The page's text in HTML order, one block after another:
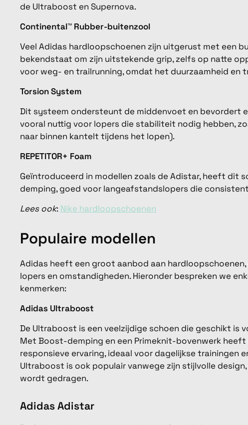
de Ultraboost en Supernova.
Continental™ Rubber-buitenzool
Veel Adidas hardloopschoenen zijn uitgerust met een
bekendstaat om zijn uitstekende grip, zelfs op natte
voor weg- en trailrunning, omdat het duurzaamheid en
Torsion System
Dit systeem ondersteunt de middenvoet en bevordert
vooral nuttig voor lopers die stabiliteit nodig hebben,
naar binnen kantelt tijdens het lopen).
REPETITOR+ Foam
Geïntroduceerd in modellen zoals de Adistar, heeft dit
demping, goed voor langeafstandslopers die
Lees ook: Nike hardloopschoenen
Populaire modellen
Adidas heeft een groot aanbod aan
lopers en omstandigheden. Hieronder bespreken we
kenmerken:
Adidas Ultraboost
De Ultraboost is een veelzijdige schoen die geschikt is
Met Boost-demping en een Primeknit-bovenwerk
responsieve ervaring, ideaal voor dagelijkse trainingen
Ultraboost is ook populair vanwege zijn stijlvolle
wordt gedragen.
Adidas Adistar